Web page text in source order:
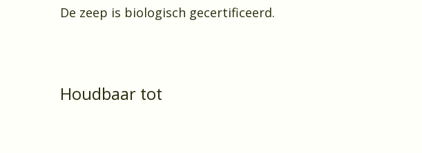
De zeep is biologisch gecertificeerd.
Houdbaar tot